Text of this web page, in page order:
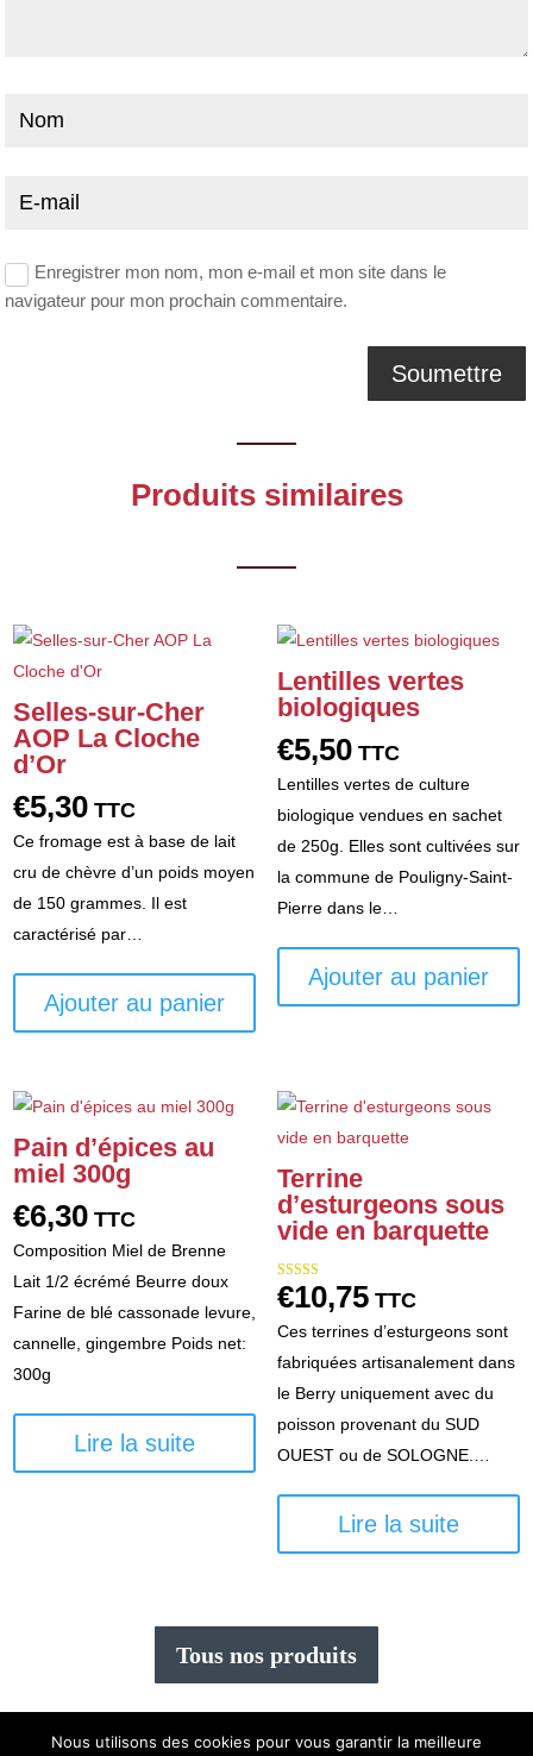
Enregistrer mon nom, mon e-mail et mon site dans le
navigateur pour mon prochain commentaire.
Produits similaires
Selles-sur-Cher
AOP La Cloche
d’Or
€5,30 TTC
Ce fromage est à base de lait
cru de chèvre d’un poids moyen
de 150 grammes. Il est
caractérisé par…
Ajouter au panier
Lentilles vertes
biologiques
€5,50 TTC
Lentilles vertes de culture
biologique vendues en sachet
de 250g. Elles sont cultivées sur
la commune de Pouligny-Saint-
Pierre dans le…
Ajouter au panier
Pain d’épices au
miel 300g
€6,30 TTC
Composition Miel de Brenne
Lait 1/2 écrémé Beurre doux
Farine de blé cassonade levure,
cannelle, gingembre Poids net:
300g
Lire la suite
Terrine
d’esturgeons sous
vide en barquette
Note
5.00
€10,75 TTC
Ces terrines d’esturgeons sont
fabriquées artisanalement dans
le Berry uniquement avec du
poisson provenant du SUD
OUEST ou de SOLOGNE.…
Lire la suite
Tous nos produits
Nous utilisons des cookies pour vous garantir la meilleure